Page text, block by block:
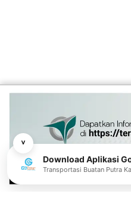
˅
Download Aplikasi
Transportasi Buatan Putra